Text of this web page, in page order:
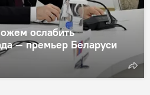
ослабить
— премьер Беларуси